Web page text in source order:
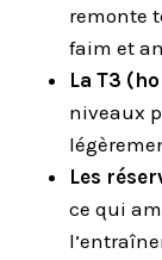
remonte
faim et
La T3
niveaux
Les
ce qui